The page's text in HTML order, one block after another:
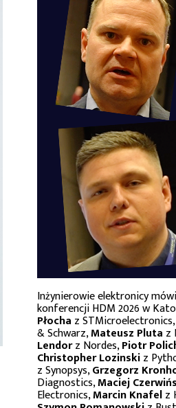
Inżynierowie elektronicy
konferencji HDM 2026 w
Płocha z
& Schwarz,Mateusz Pluta z
Lendorz Nordes,Piotr
Christopher Lozinskiz
z Synopsys,Grzegorz
Diagnostics,Maciej
Electronics,Marcin Knafelz